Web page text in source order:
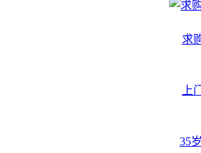
求
上
35